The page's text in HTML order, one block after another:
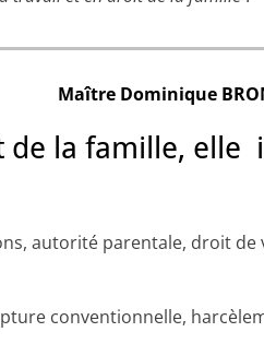
Maître Dominique
de la famille, elle
autorité parentale, droit de
conventionnelle,